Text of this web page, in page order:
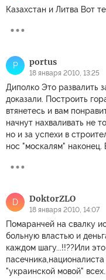
Казахстан и Литва Вот
P portus
18 января 2010, 13:25
Диполко Это развалить
доказали. Построить
втянетесь и вам
начнут нахваливать не
но и за успехи в
нос "москалям"
D DoktorZLO
18 января 2010, 14:07
Помаранчей на свалку
больную властью и
каждом шагу...!!??Или
"украинской мовой"